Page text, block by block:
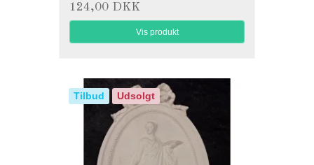
124,00 DKK
Vis produkt
Tilbud Udsolgt